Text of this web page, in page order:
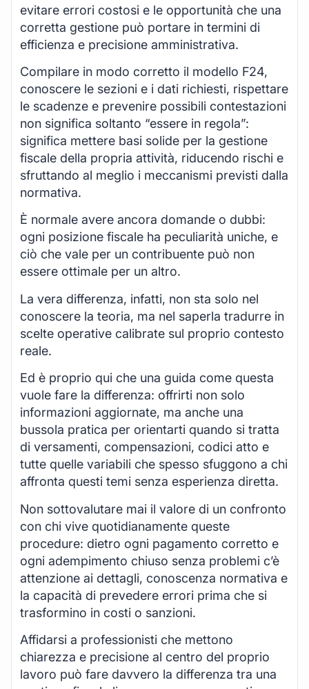
evitare errori costosi e le opportunità che una
corretta gestione può portare in termini di
efficienza e precisione amministrativa.
Compilare in modo corretto il modello F24,
conoscere le sezioni e i dati richiesti, rispettare
le scadenze e prevenire possibili contestazioni
non significa soltanto “essere in regola”:
significa mettere basi solide per la gestione
fiscale della propria attività, riducendo rischi e
sfruttando al meglio i meccanismi previsti dalla
normativa.
È normale avere ancora domande o dubbi:
ogni posizione fiscale ha peculiarità uniche, e
ciò che vale per un contribuente può non
essere ottimale per un altro.
La vera differenza, infatti, non sta solo nel
conoscere la teoria, ma nel saperla tradurre in
scelte operative calibrate sul proprio contesto
reale.
Ed è proprio qui che una guida come questa
vuole fare la differenza: offrirti non solo
informazioni aggiornate, ma anche una
bussola pratica per orientarti quando si tratta
di versamenti, compensazioni, codici atto e
tutte quelle variabili che spesso sfuggono a chi
affronta questi temi senza esperienza diretta.
Non sottovalutare mai il valore di un confronto
con chi vive quotidianamente queste
procedure: dietro ogni pagamento corretto e
ogni adempimento chiuso senza problemi c’è
attenzione ai dettagli, conoscenza normativa e
la capacità di prevedere errori prima che si
trasformino in costi o sanzioni.
Affidarsi a professionisti che mettono
chiarezza e precisione al centro del proprio
lavoro può fare davvero la differenza tra una